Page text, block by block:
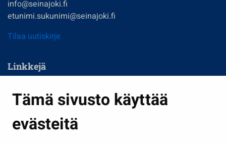
Tämä sivusto käyttää
evästeitä
info@seinajoki.fi
etunimi.sukunimi@seinajoki.fi
Tilaa uutiskirje
Linkkejä
Kasvatus ja opetus
Kulttuuri ja liikunta